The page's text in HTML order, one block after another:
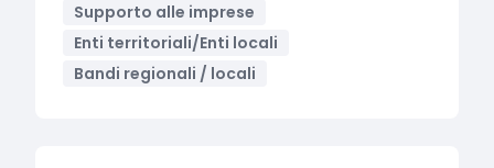
Supporto alle imprese
Enti territoriali/Enti locali
Bandi regionali / locali